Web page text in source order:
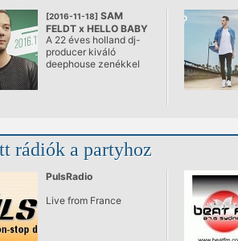
[2016-11-18] SAM
FELDT x HELLO BABY
@ Hello Baby Bar
A 22 éves holland dj-
producer kiváló
deephouse zenékkel
közönségét is levegye
a lábáról
novemberben.
rádiók a partyhoz
PulsRadio
Live from France